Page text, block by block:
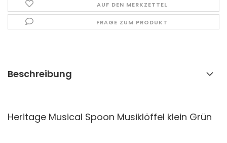
AUF DEN MERKZETTEL
FRAGE ZUM PRODUKT
Beschreibung
Heritage Musical Spoon Musiklöffel klein Grün